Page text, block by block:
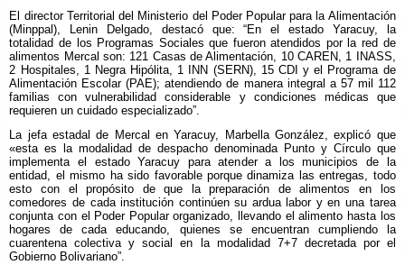
El director Territorial del Ministerio del Poder Popular para la Alimentación
(Minppal), Lenin Delgado, destacó que: “En el estado Yaracuy, la
totalidad de los Programas Sociales que fueron atendidos por la red de
alimentos Mercal son: 121 Casas de Alimentación, 10 CAREN, 1 INASS,
2 Hospitales, 1 Negra Hipólita, 1 INN (SERN), 15 CDI y el Programa de
Alimentación Escolar (PAE); atendiendo de manera integral a 57 mil 112
familias con vulnerabilidad considerable y condiciones médicas que
requieren un cuidado especializado”.
La jefa estadal de Mercal en Yaracuy, Marbella González, explicó que
«esta es la modalidad de despacho denominada Punto y Círculo que
implementa el estado Yaracuy para atender a los municipios de la
entidad, el mismo ha sido favorable porque dinamiza las entregas, todo
esto con el propósito de que la preparación de alimentos en los
comedores de cada institución continúen su ardua labor y en una tarea
conjunta con el Poder Popular organizado, llevando el alimento hasta los
hogares de cada educando, quienes se encuentran cumpliendo la
cuarentena colectiva y social en la modalidad 7+7 decretada por el
Gobierno Bolivariano”.